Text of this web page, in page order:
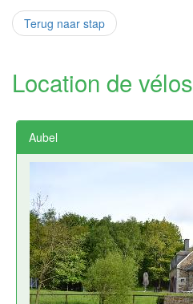
Terug naar stap
Location de vélos
Aubel